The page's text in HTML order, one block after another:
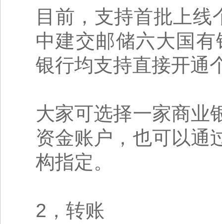
目前，支持首批上
中建交邮储六大国
银行均支持直接开通
大家可选择一家商业
资金账户，也可以通
构指定。
2，转账